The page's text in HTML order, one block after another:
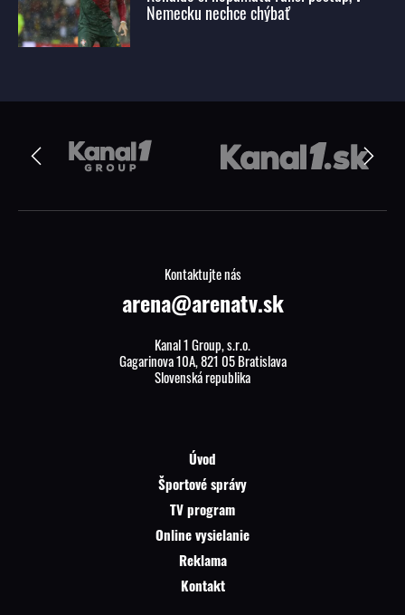
Nemecku nechce chýbať
Kontaktujte nás
arena@arenatv.sk
Kanal 1 Group, s.r.o.
Gagarinova 10A, 821 05 Bratislava
Slovenská republika
Úvod
Športové správy
TV program
Online vysielanie
Reklama
Kontakt